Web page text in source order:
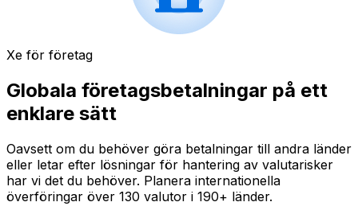
Xe för företag
Globala företagsbetalningar på ett
enklare sätt
Oavsett om du behöver göra betalningar till andra länder
eller letar efter lösningar för hantering av valutarisker
har vi det du behöver. Planera internationella
överföringar över 130 valutor i 190+ länder.